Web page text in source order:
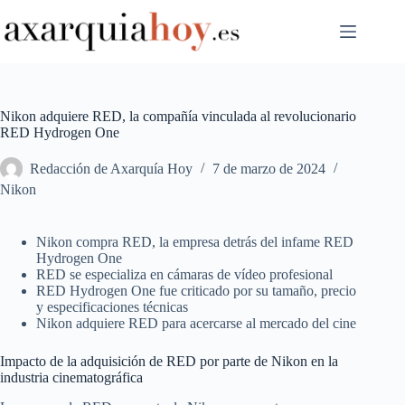
al
contenido
Nikon adquiere RED, la compañía vinculada al revolucionario
RED Hydrogen One
Redacción de Axarquía Hoy
7 de marzo de 2024
Nikon
Nikon compra RED, la empresa detrás del infame RED
Hydrogen One
RED se especializa en cámaras de vídeo profesional
RED Hydrogen One fue criticado por su tamaño, precio
y especificaciones técnicas
Nikon adquiere RED para acercarse al mercado del cine
Impacto de la adquisición de RED por parte de Nikon en la
industria cinematográfica